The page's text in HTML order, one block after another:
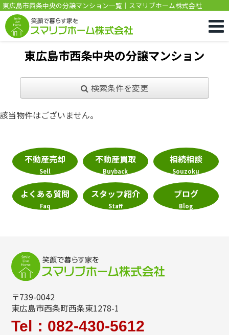
東広島市西条中央の分譲マンション一覧｜スマリブホーム株式会社
東広島市西条中央の分譲マンション
検索条件を変更
該当物件はございません。
不動産売却
Sell
不動産買取
Buyback
相続相談
Souzoku
よくある質問
Faq
スタッフ紹介
Staff
ブログ
Blog
〒739-0042
東広島市西条町西条東1278-1
Tel：082-430-5612